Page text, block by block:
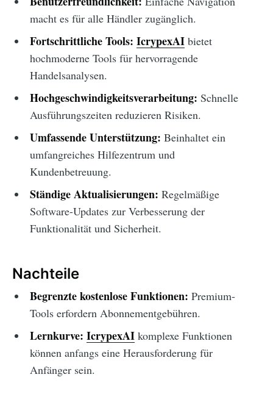
macht es für alle Händler zugänglich.
Fortschrittliche Tools: IcrypexAIbietet
hochmoderne Tools für hervorragende
Handelsanalysen.
Hochgeschwindigkeitsverarbeitung: Schnelle
Ausführungszeiten reduzieren Risiken.
Umfassende Unterstützung: Beinhaltet ein
umfangreiches Hilfezentrum und
Kundenbetreuung.
Ständige Aktualisierungen: Regelmäßige
Software-Updates zur Verbesserung der
Funktionalität und Sicherheit.
Nachteile
Begrenzte kostenlose Funktionen: Premium-
Tools erfordern Abonnementgebühren.
Lernkurve: IcrypexAIkomplexe Funktionen
können anfangs eine Herausforderung für
Anfänger sein.